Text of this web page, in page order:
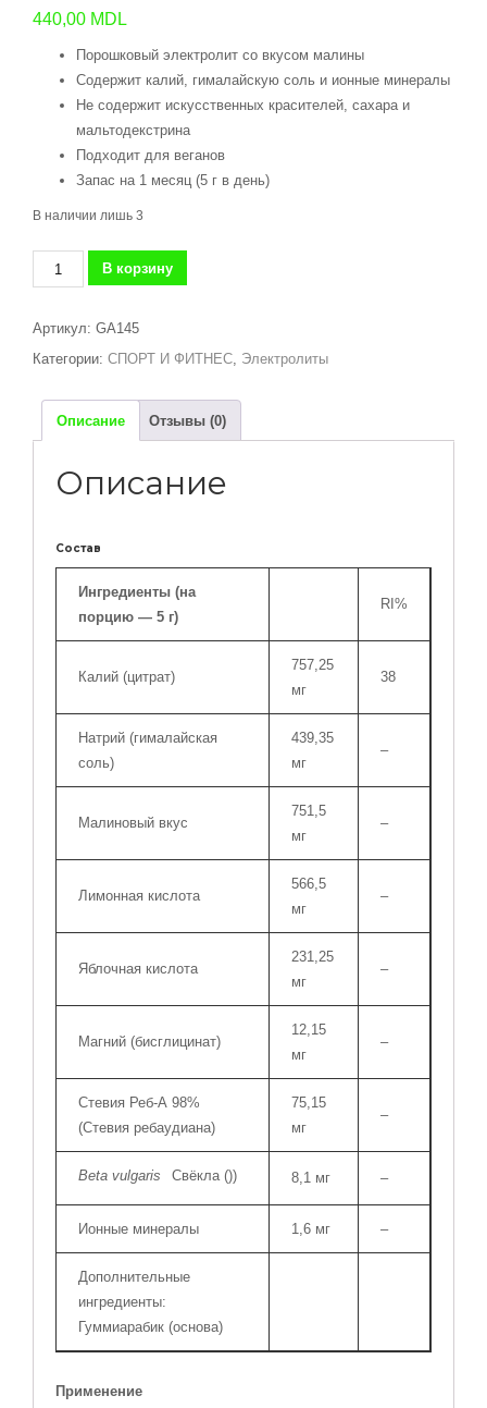
440,00 MDL
Порошковый электролит cо вкусом малины
Содержит калий, гималайскую соль и ионные минералы
Не содержит искусственных красителей, сахара и
мальтодекстрина
Подходит для веганов
Запас на 1 месяц (5 г в день)
В наличии лишь 3
Количество
товара
МАЛИНОВО-
ЭЛЕКТРОЛИТНОГО
150
ПОРОШКА
RASPBERRY
ELECTROLYTE
В корзину
Артикул: GA145
Категории: СПОРТ И ФИТНЕС, Электролиты
Описание Отзывы (0)
Описание
Состав
Ингредиенты (на
порцию — 5 г)
RI%
Калий (цитрат)
757,25
мг
38
Натрий (гималайская
соль)
439,35
мг
–
Малиновый вкус
751,5
мг
–
Лимонная кислота
566,5
мг
–
Яблочная кислота
231,25
мг
–
Магний (бисглицинат)
12,15
мг
–
Стевия Реб-А 98%
(Стевия ребаудиана)
75,15
мг
–
Свёкла (
Beta vulgaris )) 8,1 мг –
Ионные минералы 1,6 мг –
Дополнительные
ингредиенты:
Гуммиарабик (основа)
Применение